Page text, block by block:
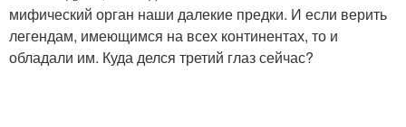
мифический орган наши далекие предки. И если верить
легендам, имеющимся на всех континентах, то и
обладали им. Куда делся третий глаз сейчас?